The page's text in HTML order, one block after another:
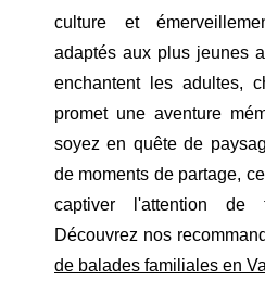
culture et
adaptés aux plus jeunes
enchantent les adultes,
promet une aventure
soyez en quête de
de moments de partage,
captiver l'attention de
Découvrez nos
de balades familiales en